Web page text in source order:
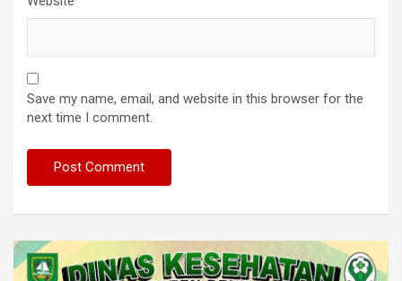
Save my name, email, and website in this browser for the
next time I comment.